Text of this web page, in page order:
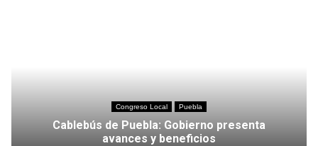
Congreso Local Puebla
Cablebús de Puebla: Gobierno presenta
avances y beneficios